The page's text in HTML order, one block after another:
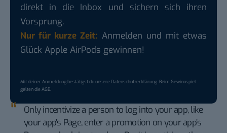
direkt in die Inbox und sichern sich ihren
Vorsprung.
Nur für kurze Zeit: Anmelden und mit etwas
Glück Apple AirPods gewinnen!
Mit deiner Anmeldung bestätigst du unsereDatenschutzerklärung. Beim Gewinnspiel
gelten dieAGB.
Only incentivize a person to log into your app, like
your app’s Page, enter a promotion on your app’s